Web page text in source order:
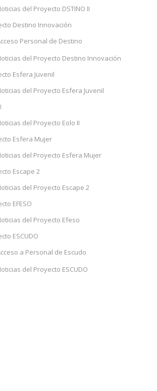
del Proyecto DSTINO II
Destino Innovación
Personal de Destino
del Proyecto Destino Innovación
Esfera Juvenil
del Proyecto Esfera Juvenil
del Proyecto Eolo II
Esfera Mujer
del Proyecto Esfera Mujer
Escape 2
del Proyecto Escape 2
EFESO
del Proyecto Efeso
ESCUDO
a Personal de Escudo
del Proyecto ESCUDO